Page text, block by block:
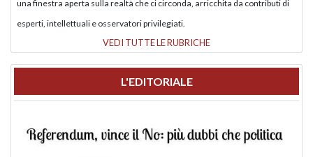
una finestra aperta sulla realtà che ci circonda, arricchita da contributi di
esperti, intellettuali e osservatori privilegiati.
VEDI TUTTE LE RUBRICHE
L'EDITORIALE